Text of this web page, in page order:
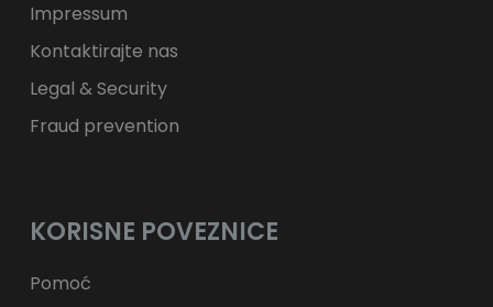
Impressum
Kontaktirajte nas
Legal & Security
Fraud prevention
KORISNE POVEZNICE
Pomoć